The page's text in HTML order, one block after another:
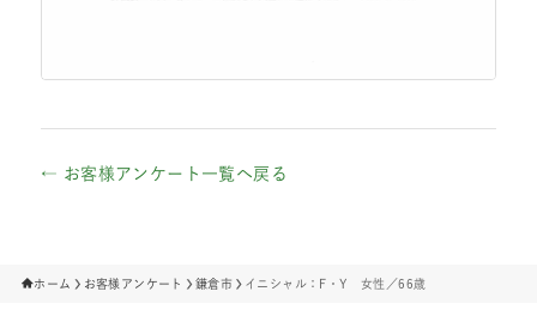
← お客様アンケート一覧へ戻る
ホーム お客様アンケート 鎌倉市 イニシャル：F・Y 女性／66歳